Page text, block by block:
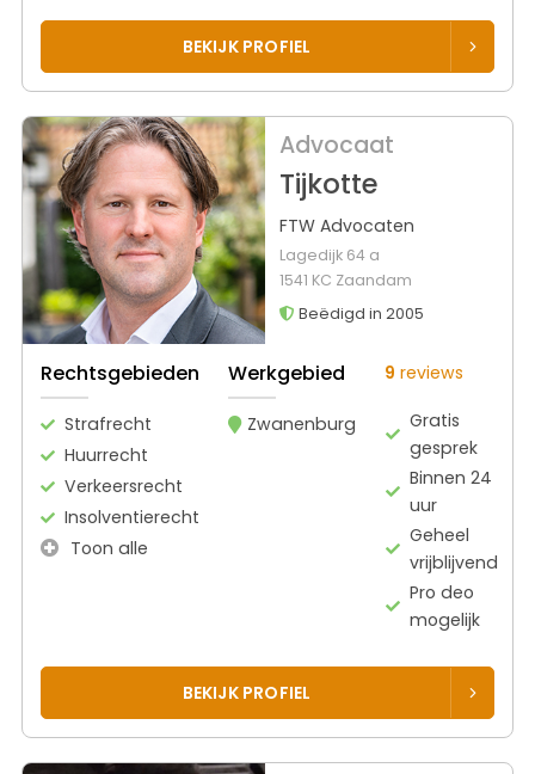
BEKIJK PROFIEL
Advocaat
Tijkotte
FTW Advocaten
Lagedijk 64 a
1541 KC Zaandam
Beëdigd in 2005
Rechtsgebieden
Strafrecht
Huurrecht
Verkeersrecht
Insolventierecht
Toon alle
Werkgebied
Zwanenburg
9 reviews
Gratis
gesprek
Binnen 24
uur
Geheel
vrijblijvend
Pro deo
mogelijk
BEKIJK PROFIEL